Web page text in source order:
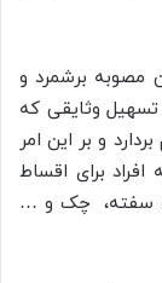
مصوبه برشمرد و
وثایقی که
و بر این امر
برای اقساط
سفته، ‌ چک و …